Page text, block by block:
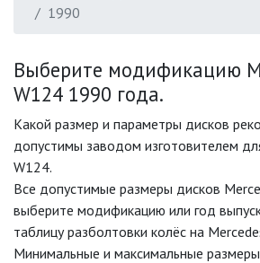
1990
Выберите модификацию
W124 1990 года.
Какой размер и параметры дисков
допустимы заводом изготовителем
W124.
Все допустимые размеры дисков
выберите модификацию или год
таблицу разболтовки колёс на
Минимальные и максимальные